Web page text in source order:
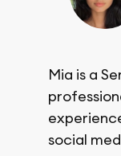
Mia is a
social